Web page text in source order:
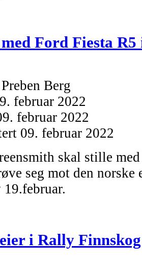
Ford Fiesta
Preben Berg
februar 2022
februar 2022
09. februar 2022
skal stille
seg mot den norske
i Rally Finnskog